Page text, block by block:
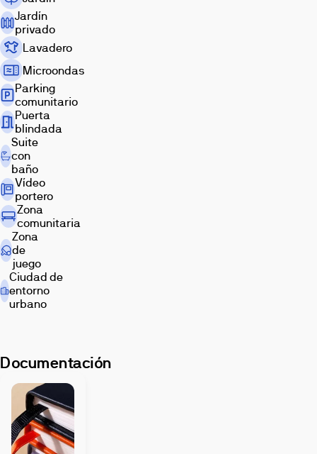
a
servicios
de
salud,
educación,
deporte,
cultura,
ocio
conexiones
que
facilitan
el
día
día.
Jardín
privado
Lavadero
Microondas
Parking
comunitario
Puerta
blindada
Suite
con
baño
Vídeo
portero
Zona
comunitaria
Zona
de
juego
Ciudad de
entorno
urbano
Documentación